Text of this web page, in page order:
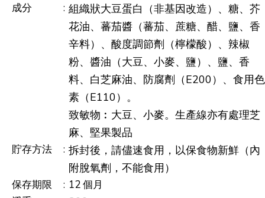
成分 : 組織狀大豆蛋白（非基因改造）、糖、芥
花油、蕃茄醬（蕃茄、蔗糖、醋、鹽、香
辛料）、酸度調節劑（檸檬酸）、辣椒
粉、醬油（大豆、小麥、鹽）、鹽、香
料、白芝麻油、防腐劑（E200）、食用色
素（E110）。
致敏物︰大豆、小麥。生產線亦有處理芝
麻、堅果製品
貯存方法 : 拆封後，請儘速食用，以保食物新鮮（內
附脫氧劑，不能食用）
保存期限 : 12 個月